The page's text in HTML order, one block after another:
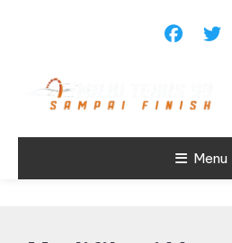
Maju Terus99
Menu